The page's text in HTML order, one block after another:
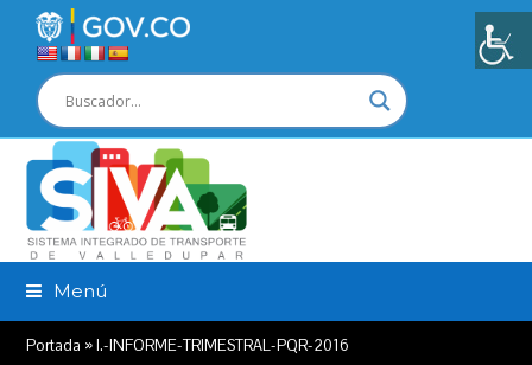
Menú
Portada »I.-INFORME-TRIMESTRAL-PQR-2016